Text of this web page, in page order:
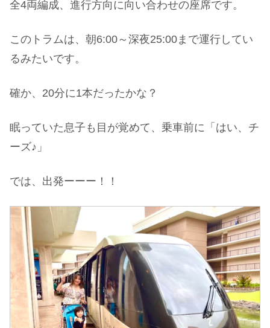
全4両編成、進行方向に向い合わせの座席です。
このトラムは、朝6:00～深夜25:00まで運行してい
るみたいです。
確か、20分に1本だったかな？
眠っていた息子も目が覚めて、乗車前に「はい、チ
ーズ♪」
では、出発ーーー！！